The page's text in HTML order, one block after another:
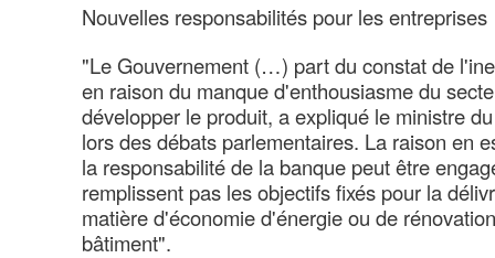
Nouvelles responsabilités pour les entreprises
"Le Gouvernement (…) part du constat de
en raison du manque d'enthousiasme du
développer le produit, a expliqué le ministre
lors des débats parlementaires. La raison en
la responsabilité de la banque peut être
remplissent pas les objectifs fixés pour la
matière d'économie d'énergie ou de
bâtiment".